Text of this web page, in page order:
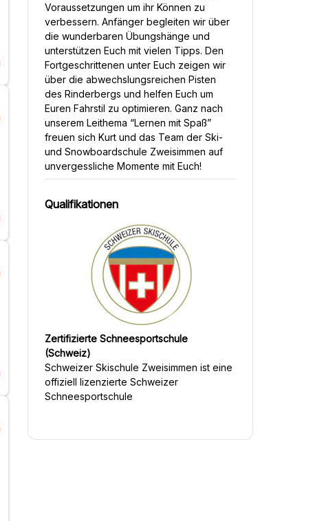
Voraussetzungen um ihr Können zu
verbessern. Anfänger begleiten wir über
die wunderbaren Übungshänge und
unterstützen Euch mit vielen Tipps. Den
Fortgeschrittenen unter Euch zeigen wir
über die abwechslungsreichen Pisten
des Rinderbergs und helfen Euch um
Euren Fahrstil zu optimieren. Ganz nach
unserem Leithema “Lernen mit Spaß”
freuen sich Kurt und das Team der Ski-
und Snowboardschule Zweisimmen auf
unvergessliche Momente mit Euch!
Qualifikationen
Zertifizierte Schneesportschule
(Schweiz)
Schweizer Skischule Zweisimmen ist eine
offiziell lizenzierte Schweizer
Schneesportschule